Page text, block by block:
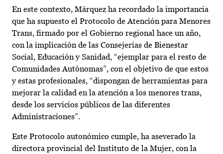
En este contexto, Márquez ha recordado la importancia
que ha supuesto el Protocolo de Atención para Menores
Trans, firmado por el Gobierno regional hace un año,
con la implicación de las Consejerías de Bienestar
Social, Educación y Sanidad, “ejemplar para el resto de
Comunidades Autónomas”, con el objetivo de que estos
y estas profesionales, “dispongan de herramientas para
mejorar la calidad en la atención a los menores trans,
desde los servicios públicos de las diferentes
Administraciones”.
Este Protocolo autonómico cumple, ha aseverado la
directora provincial del Instituto de la Mujer, con la